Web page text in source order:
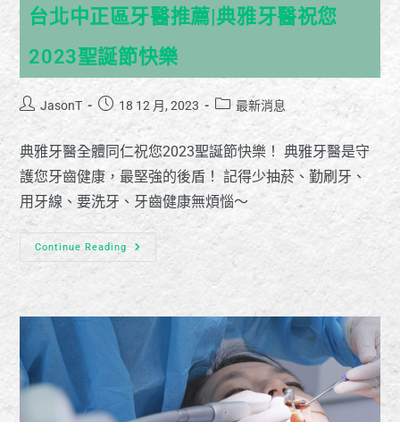
台北中正區牙醫推薦|典雅牙醫祝您
2023聖誕節快樂
JasonT 18 12 月, 2023 最新消息
典雅牙醫全體同仁祝您2023聖誕節快樂！ 典雅牙醫是守
護您牙齒健康，最堅強的後盾！ 記得少抽菸、勤刷牙、
用牙線、要洗牙、牙齒健康無煩惱～
Continue Reading